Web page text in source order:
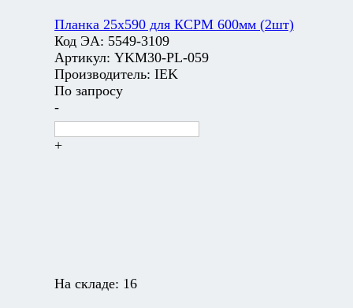
Планка 25х590 для КСРМ 600мм (2шт)
Код ЭА: 5549-3109
Артикул: YKM30-PL-059
Производитель: IEK
По запросу
-
+
На складе: 16